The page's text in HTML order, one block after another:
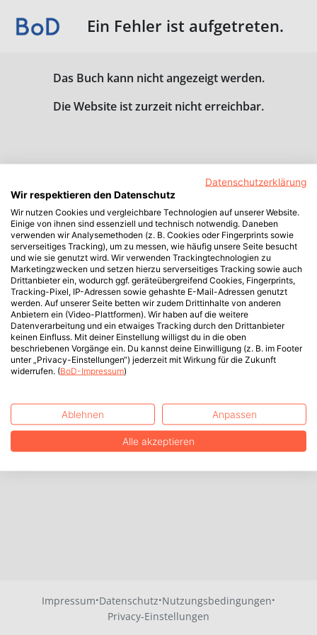
Ein Fehler ist aufgetreten.
Das Buch kann nicht angezeigt werden.
Die Website ist zurzeit nicht erreichbar.
Impressum·Datenschutz·Nutzungsbedingungen·
Privacy-Einstellungen
Datenschutzerklärung
Wir respektieren den Datenschutz
Wir nutzen Cookies und vergleichbare Technologien auf unserer Website.
Einige von ihnen sind essenziell und technisch notwendig. Daneben
verwenden wir Analysemethoden (z. B. Cookies oder Fingerprints sowie
serverseitiges Tracking), um zu messen, wie häufig unsere Seite besucht
und wie sie genutzt wird. Wir verwenden Trackingtechnologien zu
Marketingzwecken und setzen hierzu serverseitiges Tracking sowie auch
Drittanbieter ein, wodurch ggf. geräteübergreifend Cookies, Fingerprints,
Tracking-Pixel, IP-Adressen sowie gehashte E-Mail-Adressen genutzt
werden. Auf unserer Seite betten wir zudem Drittinhalte von anderen
Anbietern ein (Video-Plattformen). Wir haben auf die weitere
Datenverarbeitung und ein etwaiges Tracking durch den Drittanbieter
keinen Einfluss. Mit deiner Einstellung willigst du in die oben
beschriebenen Vorgänge ein. Du kannst deine Einwilligung (z. B. im Footer
unter „Privacy-Einstellungen“) jederzeit mit Wirkung für die Zukunft
widerrufen. (BoD-Impressum)
Ablehnen Anpassen
Alle akzeptieren